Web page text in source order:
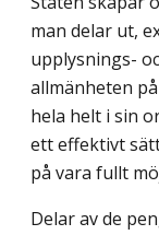
man delar ut,
upplysnings-
allmänheten
hela helt i sin
ett effektivt
på vara fullt
Delar av de